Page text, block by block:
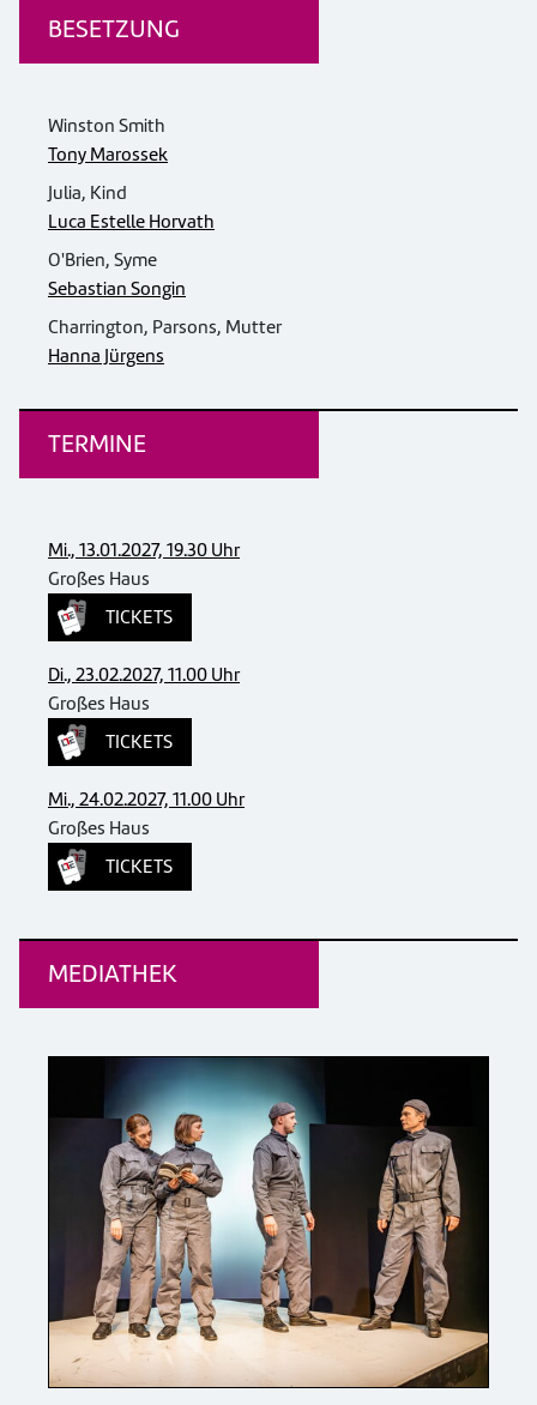
BESETZUNG
Winston Smith
Tony Marossek
Julia, Kind
Luca Estelle Horvath
O'Brien, Syme
Sebastian Songin
Charrington, Parsons, Mutter
Hanna Jürgens
TERMINE
Mi., 13.01.2027, 19.30 Uhr
Großes Haus
TICKETS
Di., 23.02.2027, 11.00 Uhr
Großes Haus
TICKETS
Mi., 24.02.2027, 11.00 Uhr
Großes Haus
TICKETS
MEDIATHEK